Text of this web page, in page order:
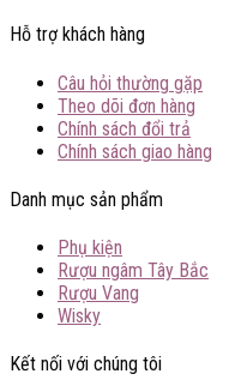
Hỗ trợ khách hàng
Câu hỏi thường gặp
Theo dõi đơn hàng
Chính sách đổi trả
Chính sách giao hàng
Danh mục sản phẩm
Phụ kiện
Rượu ngâm Tây Bắc
Rượu Vang
Wisky
Kết nối với chúng tôi